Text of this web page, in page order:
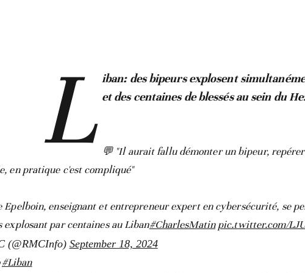
L iban: des bipeurs explosent
et des centaines de blessés au sein du
💬 "Il aurait fallu démonter un bipeur,
en pratique c'est compliqué"
Epelboin, enseignant et entrepreneur expert en cybersécurité, se
explosant par centaines au Liban#CharlesMatin pic.twitter.com/
(@RMCInfo) September 18, 2024
#Liban